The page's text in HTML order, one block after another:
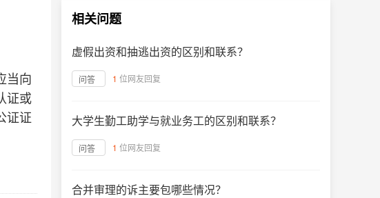
当向
证或
证证
相关问题
虚假出资和抽逃出资的区别和联系？
问答 1 位网友回复
大学生勤工助学与就业务工的区别和联系？
问答 1 位网友回复
合并审理的诉主要包哪些情况？